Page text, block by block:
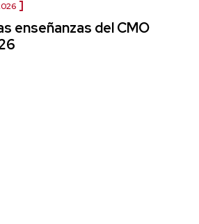
enseñanzas del CMO